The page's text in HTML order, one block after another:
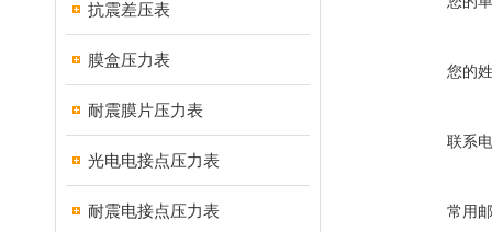
抗震差压表
膜盒压力表
耐震膜片压力表
光电电接点压力表
耐震电接点压力表
您的
联系
常用